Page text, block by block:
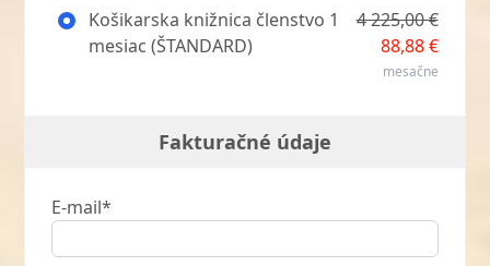
Košikarska knižnica členstvo 1
mesiac (ŠTANDARD)
4 225,00 €
88,88 €
mesačne
Fakturačné údaje
E-mail*